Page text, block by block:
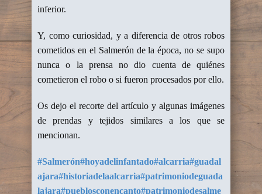
inferior.
Y, como curiosidad, y a diferencia de otros robos
cometidos en el Salmerón de la época, no se supo
nunca o la prensa no dio cuenta de quiénes
cometieron el robo o si fueron procesados por ello.
Os dejo el recorte del artículo y algunas imágenes
de prendas y tejidos similares a los que se
mencionan.
#Salmerón#hoyadelinfantado#alcarria#guadal
ajara#historiadelaalcarria#patrimoniodeguada
lajara#pueblosconencanto#patrimoniodesalme